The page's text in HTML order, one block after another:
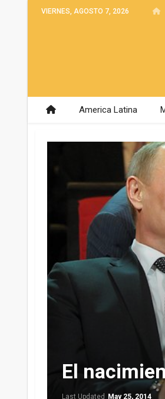
VIERNES, AGOSTO 7, 2026
America Latina
El
Last Updated May 25, 2014